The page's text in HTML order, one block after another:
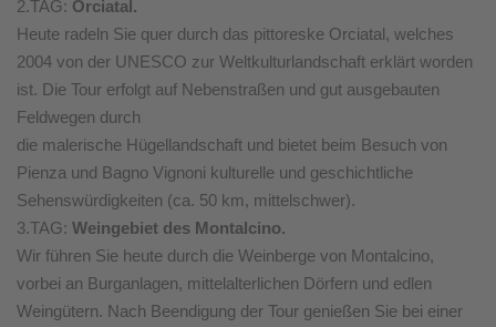
2.TAG: Orciatal.
Heute radeln Sie quer durch das pittoreske Orciatal, welches
2004 von der UNESCO zur Weltkulturlandschaft erklärt worden
ist. Die Tour erfolgt auf Nebenstraßen und gut ausgebauten
Feldwegen durch
die malerische Hügellandschaft und bietet beim Besuch von
Pienza und Bagno Vignoni kulturelle und geschichtliche
Sehenswürdigkeiten (ca. 50 km, mittelschwer).
3.TAG: Weingebiet des Montalcino.
Wir führen Sie heute durch die Weinberge von Montalcino,
vorbei an Burganlagen, mittelalterlichen Dörfern und edlen
Weingütern. Nach Beendigung der Tour genießen Sie bei einer